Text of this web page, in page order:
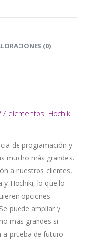
(0)
elementos. Hochiki
de programación y
mucho más grandes.
a nuestros clientes,
y Hochiki, lo que lo
opciones
puede ampliar y
más grandes si
a prueba de futuro